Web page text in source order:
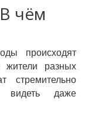
чём
происходят
жители разных
стремительно
даже